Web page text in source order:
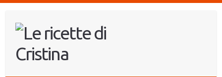
contenuto